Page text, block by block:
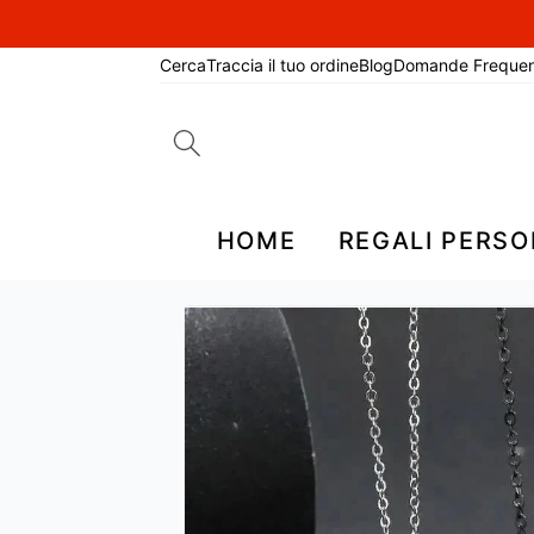
CercaTraccia il tuo ordineBlogDomande
HOME REGALI